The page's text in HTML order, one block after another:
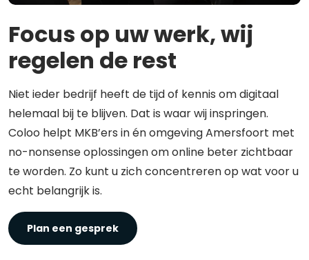
Focus op uw werk, wij
regelen de rest
Niet ieder bedrijf heeft de tijd of kennis om digitaal
helemaal bij te blijven. Dat is waar wij inspringen.
Coloo helpt MKB’ers in én omgeving Amersfoort met
no-nonsense oplossingen om online beter zichtbaar
te worden. Zo kunt u zich concentreren op wat voor u
echt belangrijk is.
Plan een gesprek